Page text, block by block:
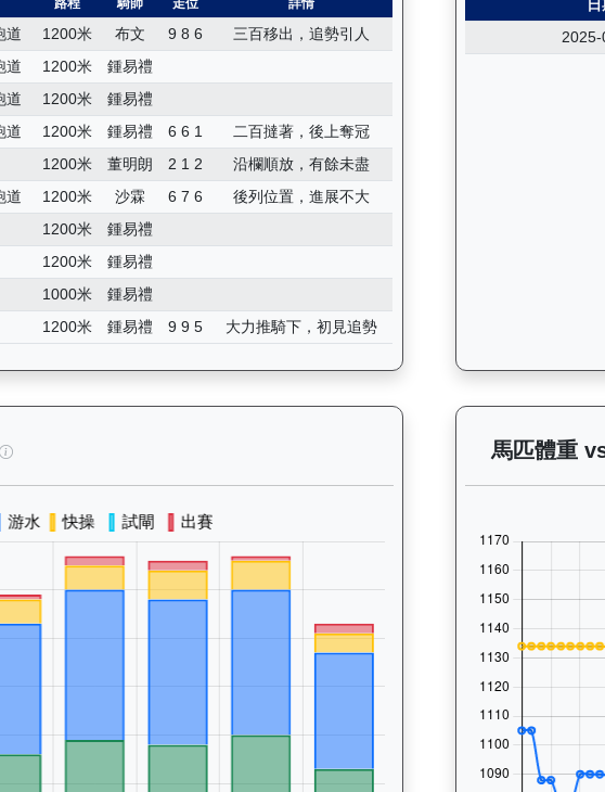
道 1200米 布文 9 8 6
三百移出，追勢引人
道 1200米
鍾易禮
道 1200米
鍾易禮
道 1200米 鍾易禮 6 6 1
二百撻著，後上奪冠
1200米 董明朗 2 1 2
沿欄順放，有餘未盡
道 1200米 沙霖 6 7 6
後列位置，進展不大
1200米
鍾易禮
1200米
鍾易禮
1000米
鍾易禮
1200米 鍾易禮 9 9 5 大力推騎下，初見追勢
日
加州活力（J131）— 晨操及出賽紀錄圖表：以月度圖表顯
馬匹體重